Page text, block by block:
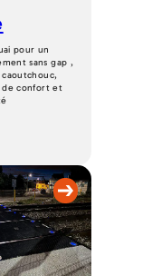
pour un
sans gap ,
caoutchouc,
de confort et